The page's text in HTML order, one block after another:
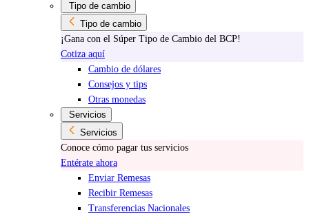
Tipo de cambio
Tipo de cambio
¡Gana con el Súper Tipo de Cambio del BCP!
Cotiza aquí
Cambio de dólares
Consejos y tips
Otras monedas
Servicios
Servicios
Conoce cómo pagar tus servicios
Entérate ahora
Enviar Remesas
Recibir Remesas
Transferencias Nacionales